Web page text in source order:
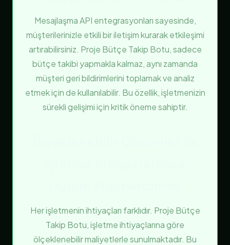
Mesajlaşma API entegrasyonları sayesinde,
müşterilerinizle etkili bir iletişim kurarak etkileşimi
artırabilirsiniz. Proje Bütçe Takip Botu, sadece
bütçe takibi yapmakla kalmaz, aynı zamanda
müşteri geri bildirimlerini toplamak ve analiz
etmek için de kullanılabilir. Bu özellik, işletmenizin
sürekli gelişimi için kritik öneme sahiptir.
Her işletmenin ihtiyaçları farklıdır. Proje Bütçe
Takip Botu, işletme ihtiyaçlarına göre
ölçeklenebilir maliyetlerle sunulmaktadır. Bu